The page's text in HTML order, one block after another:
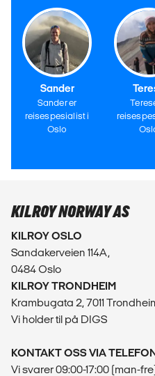
Sander
Sander er
reisespesialist i
Oslo
KILROY NORWAY AS
KILROY OSLO
Sandakerveien 114A,
0484 Oslo
KILROY TRONDHEIM
Krambugata 2, 7011
Vi holder til på DIGS
KONTAKT OSS VIA
Vi svarer 09:00-17:00 (man-